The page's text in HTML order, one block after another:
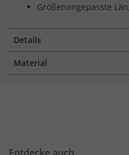
Größenangepasste
Details
Material